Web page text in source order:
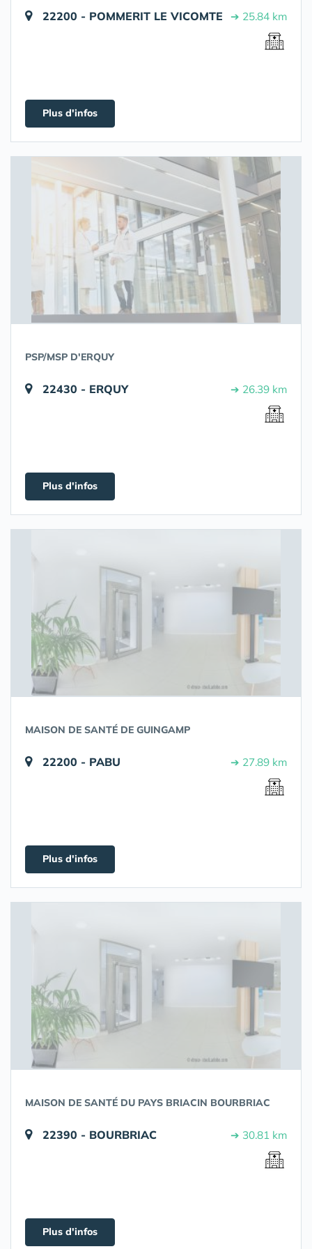
22200 - POMMERIT LE VICOMTE ➔ 25.84 km
Plus d'infos
PSP/MSP D'ERQUY
22430 - ERQUY ➔ 26.39 km
Plus d'infos
MAISON DE SANTÉ DE GUINGAMP
22200 - PABU ➔ 27.89 km
Plus d'infos
MAISON DE SANTÉ DU PAYS BRIACIN BOURBRIAC
22390 - BOURBRIAC ➔ 30.81 km
Plus d'infos